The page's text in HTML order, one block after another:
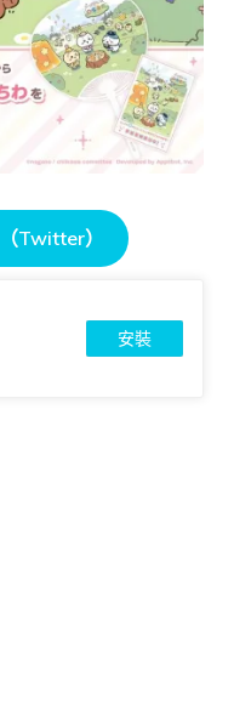
Twitter）
安裝